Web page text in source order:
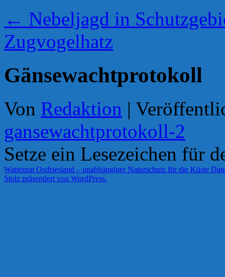
← Nebeljagd in
Zugvogelhatz
Gänsewachtprotokoll
Von Redaktion |
gansewachtprotokoll-2
Setze ein Lesezeichen für
Wattenrat Ostfriesland – unabhängiger Naturschutz für die Küste
Stolz präsentiert von WordPress.